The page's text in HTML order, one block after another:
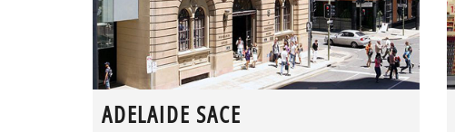
ADELAIDE SACE